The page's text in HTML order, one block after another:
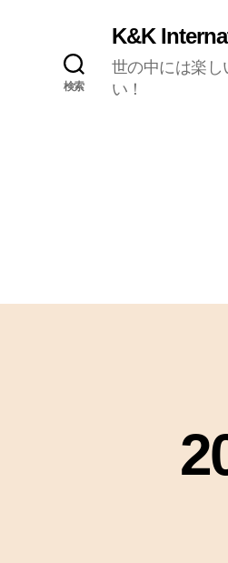
検索
K&K
世の中には楽
い！